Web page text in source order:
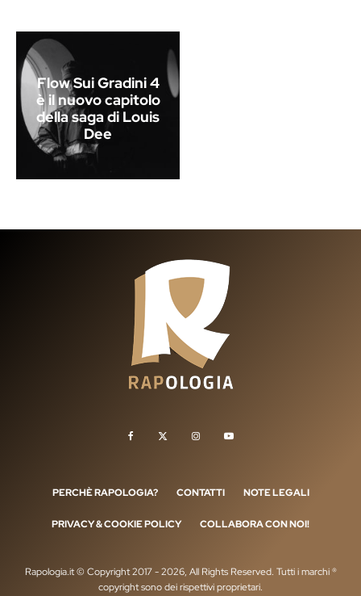
Flow Sui Gradini 4
è il nuovo capitolo
della saga di Louis
Dee
PERCHÈ RAPOLOGIA? CONTATTI NOTE LEGALI
PRIVACY & COOKIE POLICY COLLABORA CON NOI!
Rapologia.it © Copyright 2017 - 2026, All Rights Reserved. Tutti i marchi ®
copyright sono dei rispettivi proprietari.